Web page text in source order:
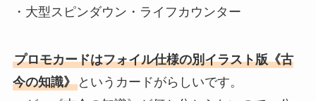
・大型スピンダウン・ライフカウンター
プロモカードはフォイル仕様の別イラスト版《古
今の知識》というカードがらしいです。